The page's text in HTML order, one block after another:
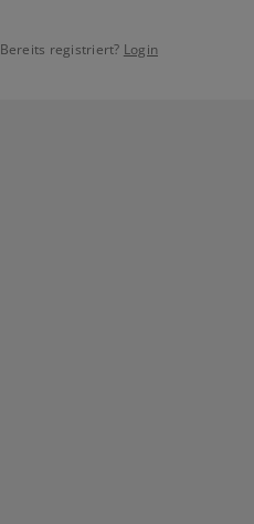
Bereits registriert? Login